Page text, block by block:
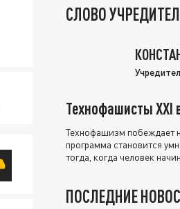
СЛОВО
Технофашисты XXI
Технофашизм побеждает
программа становится
тогда, когда человек
ПОСЛЕДНИЕ